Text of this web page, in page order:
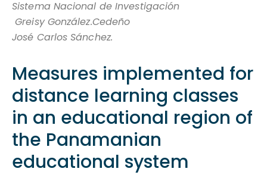
Sistema Nacional de Investigación
Greisy González.Cedeño
José Carlos Sánchez.
Measures implemented for
distance learning classes
in an educational region of
the Panamanian
educational system